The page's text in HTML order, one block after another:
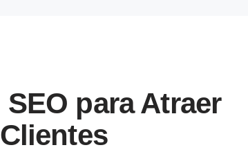
para Atraer